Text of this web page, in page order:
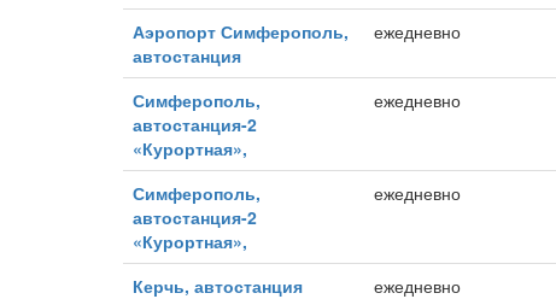
Аэропорт Симферополь,
автостанция
ежедневно
Симферополь,
автостанция-2
«Курортная»,
ежедневно
Симферополь,
автостанция-2
«Курортная»,
ежедневно
Керчь, автостанция ежедневно